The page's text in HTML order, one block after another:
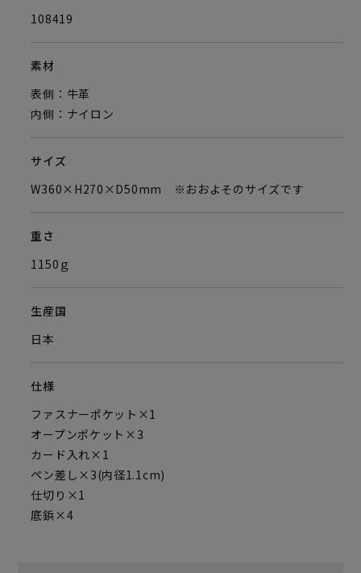
108419
素材
表側：牛革
内側：ナイロン
サイズ
W360×H270×D50mm ※おおよそのサイズです
重さ
1150ｇ
生産国
日本
仕様
ファスナーポケット×1
オープンポケット×3
カード入れ×1
ペン差し×3(内径1.1cm)
仕切り×1
底鋲×4